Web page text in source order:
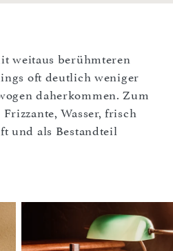
weitaus berühmteren
oft deutlich weniger
daherkommen. Zum
Wasser, frisch
und als Bestandteil